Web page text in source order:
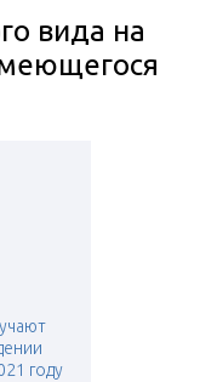
вида на
году